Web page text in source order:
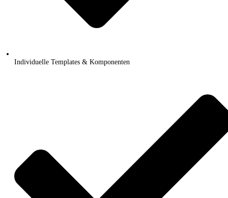
Individuelle Templates & Komponenten